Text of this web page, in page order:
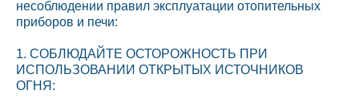
несоблюдении правил эксплуатации отопительных
приборов и печи:
1. СОБЛЮДАЙТЕ ОСТОРОЖНОСТЬ ПРИ
ИСПОЛЬЗОВАНИИ ОТКРЫТЫХ ИСТОЧНИКОВ
ОГНЯ: